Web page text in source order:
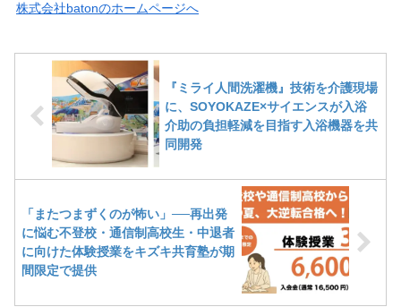
株式会社batonのホームページへ
『ミライ人間洗濯機』技術を介護現場
に、SOYOKAZE×サイエンスが入浴
介助の負担軽減を目指す入浴機器を共
同開発
「またつまずくのが怖い」──再出発
に悩む不登校・通信制高校生・中退者
に向けた体験授業をキズキ共育塾が期
間限定で提供